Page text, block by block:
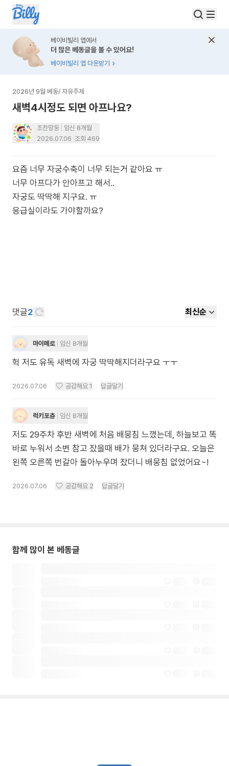
베이비빌리 앱에서
더 많은 베동글을 볼 수 있어요!
베이비빌리 앱 다운받기
2026년 9월 베동/ 자유주제
새벽4시정도 되면 아프나요?
조찬망둥
임신 8개월
2026.07.06 조회 469
요즘 너무 자궁수축이 너무 되는거 같아요 ㅠ
너무 아프다가 안아프고 해서..
자궁도 딱딱해 지구요. ㅠ
응급실이라도 가야할까요?
댓글2 최신순
마이메로 임신 8개월
헉 저도 유독 새벽에 자궁 딱딱해지더라구요 ㅜㅜ
2026.07.06 공감해요 1 답글달기
럭키포츈 임신 8개월
저도 29주차 후반 새벽에 처음 배뭉침 느꼈는데, 하늘보고 똑
바로 누워서 소변 참고 잤을때 배가 뭉쳐 있더라구요. 오늘은
왼쪽 오른쪽 번갈아 돌아누우며 잤더니 배뭉침 없었어요~!
2026.07.06 공감해요 2 답글달기
함께 많이 본 베동글